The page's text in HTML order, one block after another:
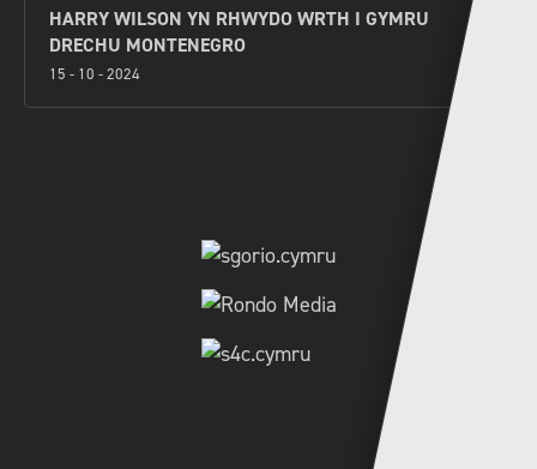
HARRY WILSON YN RHWYDO WRTH I GYMRU
DRECHU MONTENEGRO
15 - 10 - 2024